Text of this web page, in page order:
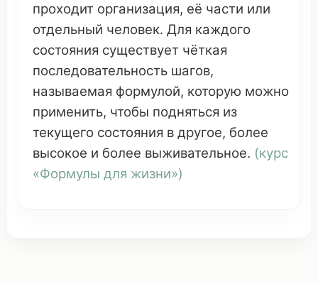
проходит организация, её части или
отдельный человек. Для каждого
состояния существует чёткая
последовательность шагов,
называемая формулой, которую можно
применить, чтобы подняться из
текущего состояния в другое, более
высокое и более выживательное. (курс
«Формулы для жизни»)